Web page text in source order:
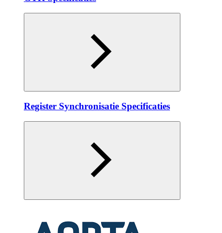
Register Synchronisatie Specificaties